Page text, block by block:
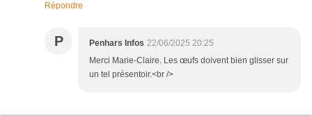
Répondre
P Penhars Infos 22/06/2025 20:25
Merci Marie-Claire. Les œufs doivent bien glisser sur
un tel présentoir.<br />